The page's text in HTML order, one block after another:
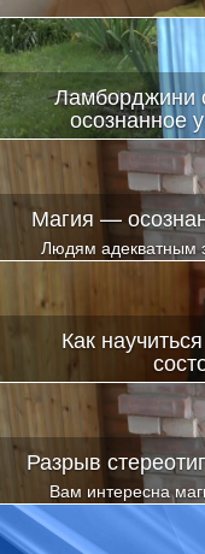
Ламборджини
осознанное
Магия —
Людям адекватным
Как
Разрыв
Вам интересна